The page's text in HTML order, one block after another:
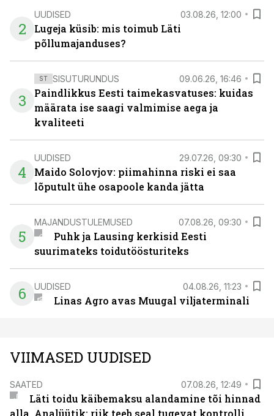
2
UUDISED 03.08.26, 12:00
Lugeja küsib: mis toimub Läti
põllumajanduses?
3
ST SISUTURUNDUS 09.06.26, 16:46
Paindlikkus Eesti taimekasvatuses: kuidas
määrata ise saagi valmimise aega ja
kvaliteeti
4
UUDISED 29.07.26, 09:30
Maido Solovjov: piimahinna riski ei saa
lõputult ühe osapoole kanda jätta
5
MAJANDUSTULEMUSED 07.08.26, 09:30
Puhk ja Lausing kerkisid Eesti
suurimateks toidutöösturiteks
6 UUDISED 04.08.26, 11:23
Linas Agro avas Muugal viljaterminali
VIIMASED UUDISED
SAATED 07.08.26, 12:49
Läti toidu käibemaksu alandamine tõi hinnad
alla. Analüütik: riik teeb seal tugevat kontrolli